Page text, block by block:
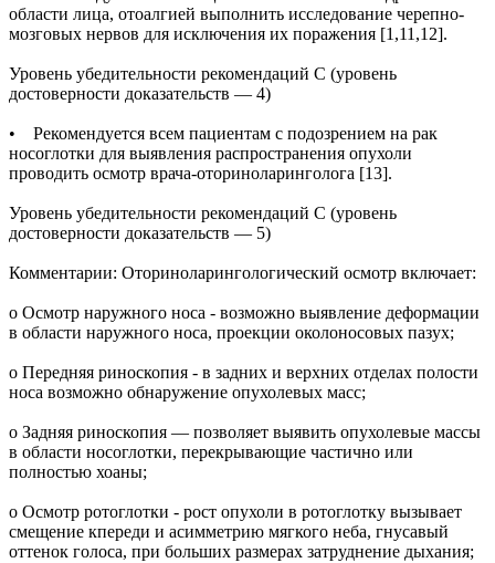
области лица, отоалгией выполнить исследование черепно-
мозговых нервов для исключения их поражения [1,11,12].
Уровень убедительности рекомендаций С (уровень
достоверности доказательств — 4)
• Рекомендуется всем пациентам с подозрением на рак
носоглотки для выявления распространения опухоли
проводить осмотр врача-оториноларинголога [13].
Уровень убедительности рекомендаций С (уровень
достоверности доказательств — 5)
Комментарии: Оториноларингологический осмотр включает:
о Осмотр наружного носа - возможно выявление деформации
в области наружного носа, проекции околоносовых пазух;
о Передняя риноскопия - в задних и верхних отделах полости
носа возможно обнаружение опухолевых масс;
о Задняя риноскопия — позволяет выявить опухолевые массы
в области носоглотки, перекрывающие частично или
полностью хоаны;
о Осмотр ротоглотки - рост опухоли в ротоглотку вызывает
смещение кпереди и асимметрию мягкого неба, гнусавый
оттенок голоса, при больших размерах затруднение дыхания;